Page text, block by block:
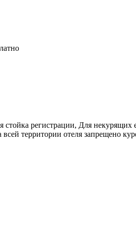
регистрации, Для
территории отеля запрещено